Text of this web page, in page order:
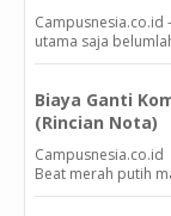
Campusnesia.co.id
utama saja
Biaya Ganti
(Rincian Nota)
Beat merah putih